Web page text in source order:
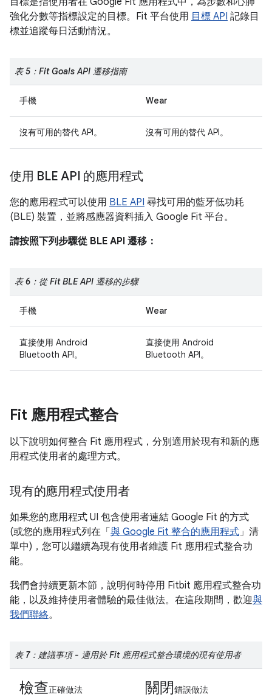
強化分數等指標設定的目標。Fit 平台使用 目標 API 記錄目
標並追蹤每日活動情況。
表 5：Fit Goals API 遷移指南
手機 Wear
沒有可用的替代 API。 沒有可用的替代 API。
使用 BLE API 的應用程式
您的應用程式可以使用 BLE API 尋找可用的藍牙低功耗
(BLE) 裝置，並將感應器資料插入 Google Fit 平台。
請按照下列步驟從 BLE API 遷移：
表 6：從 Fit BLE API 遷移的步驟
手機 Wear
直接使用 Android
Bluetooth API。
直接使用 Android
Bluetooth API。
Fit 應用程式整合
以下說明如何整合 Fit 應用程式，分別適用於現有和新的應
用程式使用者的處理方式。
現有的應用程式使用者
如果您的應用程式 UI 包含使用者連結 Google Fit 的方式
(或您的應用程式列在「 與 Google Fit 整合的應用程式」清
單中)，您可以繼續為現有使用者維護 Fit 應用程式整合功
能。
我們會持續更新本節，說明何時停用 Fitbit 應用程式整合功
能，以及維持使用者體驗的最佳做法。在這段期間，歡迎與
我們聯絡。
表 7：建議事項 - 適用於 Fit 應用程式整合環境的現有使用者
檢查正確做法 關閉錯誤做法